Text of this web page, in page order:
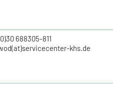
688305-811
khs.de